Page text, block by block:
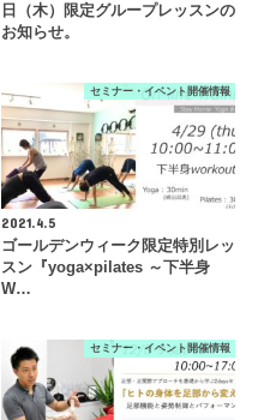
日（木）限定グループレッスンの
お知らせ。
セミナー・イベント開催情報
2021.4.5
ゴールデンウィーク限定特別レッ
スン『yoga×pilates ～下半身
W…
セミナー・イベント開催情報